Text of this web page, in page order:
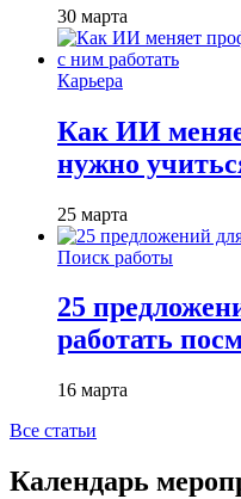
30 марта
Карьера
Как ИИ
нужно
25 марта
Поиск работы
25
работать
16 марта
Все статьи
Календарь